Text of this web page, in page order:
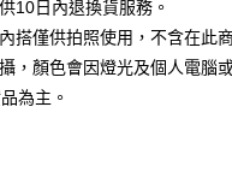
中國信託商業銀行
10日內退換貨服務。
搭僅供拍照使用，不含在此
，顏色會因燈光及個人電腦
為主。